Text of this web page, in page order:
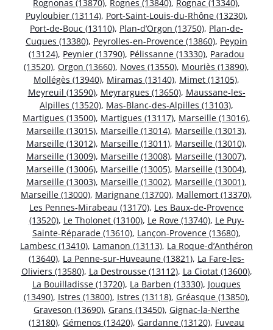
Rognonas (13870), Rognes (13840), Rognac (13340),
Puyloubier (13114), Port-Saint-Louis-du-Rhône (13230),
Port-de-Bouc (13110), Plan-d’Orgon (13750), Plan-de-
Cuques (13380), Peyrolles-en-Provence (13860), Peypin
(13124), Peynier (13790), Pélissanne (13330), Paradou
(13520), Orgon (13660), Noves (13550), Mouriès (13890),
Mollégès (13940), Miramas (13140), Mimet (13105),
Meyreuil (13590), Meyrargues (13650), Maussane-les-
Alpilles (13520), Mas-Blanc-des-Alpilles (13103),
Martigues (13500), Martigues (13117), Marseille (13016),
Marseille (13015), Marseille (13014), Marseille (13013),
Marseille (13012), Marseille (13011), Marseille (13010),
Marseille (13009), Marseille (13008), Marseille (13007),
Marseille (13006), Marseille (13005), Marseille (13004),
Marseille (13003), Marseille (13002), Marseille (13001),
Marseille (13000), Marignane (13700), Mallemort (13370),
Les Pennes-Mirabeau (13170), Les Baux-de-Provence
(13520), Le Tholonet (13100), Le Rove (13740), Le Puy-
Sainte-Réparade (13610), Lançon-Provence (13680),
Lambesc (13410), Lamanon (13113), La Roque-d’Anthéron
(13640), La Penne-sur-Huveaune (13821), La Fare-les-
Oliviers (13580), La Destrousse (13112), La Ciotat (13600),
La Bouilladisse (13720), La Barben (13330), Jouques
(13490), Istres (13800), Istres (13118), Gréasque (13850),
Graveson (13690), Grans (13450), Gignac-la-Nerthe
(13180), Gémenos (13420), Gardanne (13120), Fuveau